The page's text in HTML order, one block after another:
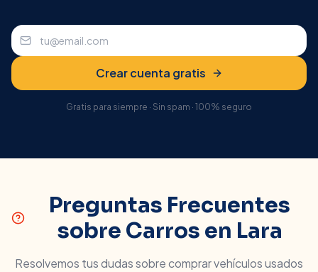
Crear cuenta gratis
Gratis para siempre · Sin spam · 100% seguro
Preguntas Frecuentes
sobre Carros en Lara
Resolvemos tus dudas sobre comprar vehículos usados